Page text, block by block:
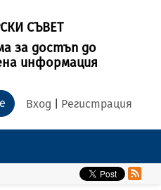
СЪВЕТ
за достъп до
информация
Вход Регистрация